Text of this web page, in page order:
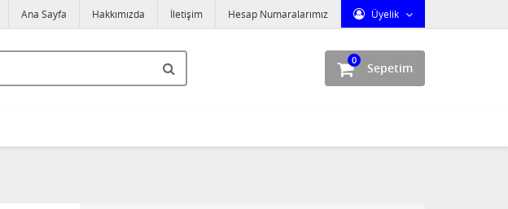
Üyelik
Ana Sayfa Hakkımızda İletişim Hesap Numaralarımız
Sepetim
0